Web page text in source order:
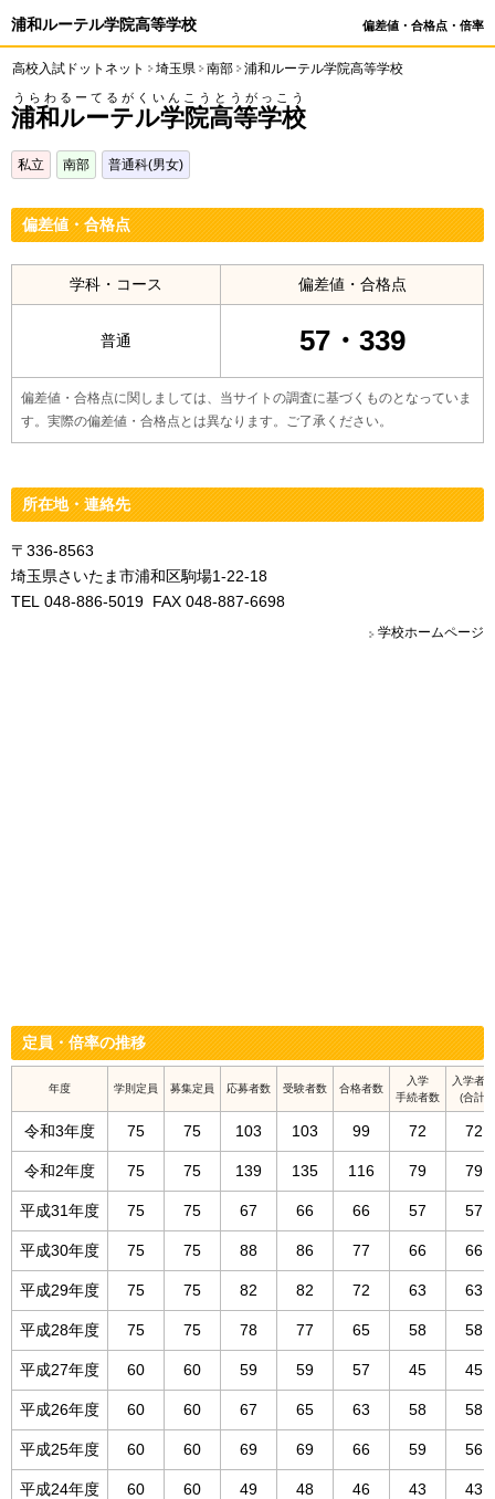
浦和ルーテル学院高等学校 偏差値・合格点・倍率
高校入試ドットネット 埼玉県 南部 浦和ルーテル学院高等学校
浦和ルーテル学院高等学校
うらわるーてるがくいんこうとうがっこう
私立 南部 普通科(男女)
偏差値・合格点
学科・コース 偏差値・合格点
普通 57・339
偏差値・合格点に関しましては、当サイトの調査に基づくものとなっていま
す。実際の偏差値・合格点とは異なります。ご了承ください。
所在地・連絡先
〒336-8563
埼玉県さいたま市浦和区駒場1-22-18
TEL 048-886-5019 FAX 048-887-6698
学校ホームページ
定員・倍率の推移
年度 学則定員 募集定員 応募者数 受験者数 合格者数
入学
手続者数
入学者数
(合計)
令和3年度 75 75 103 103 99 72 72
令和2年度 75 75 139 135 116 79 79
平成31年度 75 75 67 66 66 57 57
平成30年度 75 75 88 86 77 66 66
平成29年度 75 75 82 82 72 63 63
平成28年度 75 75 78 77 65 58 58
平成27年度 60 60 59 59 57 45 45
平成26年度 60 60 67 65 63 58 58
平成25年度 60 60 69 69 66 59 56
平成24年度 60 60 49 48 46 43 43